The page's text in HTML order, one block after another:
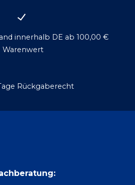
innerhalb DE ab 100,00 €
Warenwert
Rückgaberecht